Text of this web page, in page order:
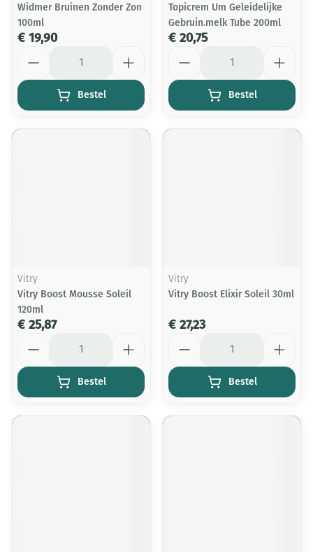
Widmer Bruinen Zonder Zon
100ml
€ 19,90
Bestel
Topicrem Um Geleidelijke
Gebruin.melk Tube 200ml
€ 20,75
Bestel
Vitry
Vitry Boost Mousse Soleil
120ml
€ 25,87
Bestel
Vitry
Vitry Boost Elixir Soleil 30ml
€ 27,23
Bestel